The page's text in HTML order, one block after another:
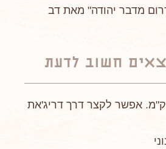
מדבר יהודה" מאת דב
חשוב לדעת
אורך המסלול: 12 ק"מ. אפשר לקצר דרך דריג'את